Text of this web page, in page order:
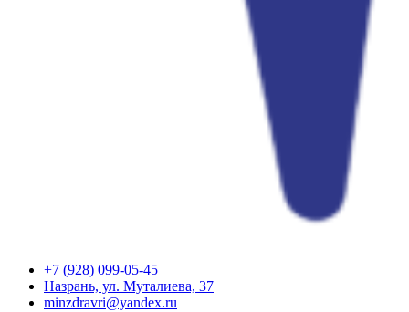
+7 (928) 099-05-45
Назрань, ул. Муталиева, 37
minzdravri@yandex.ru